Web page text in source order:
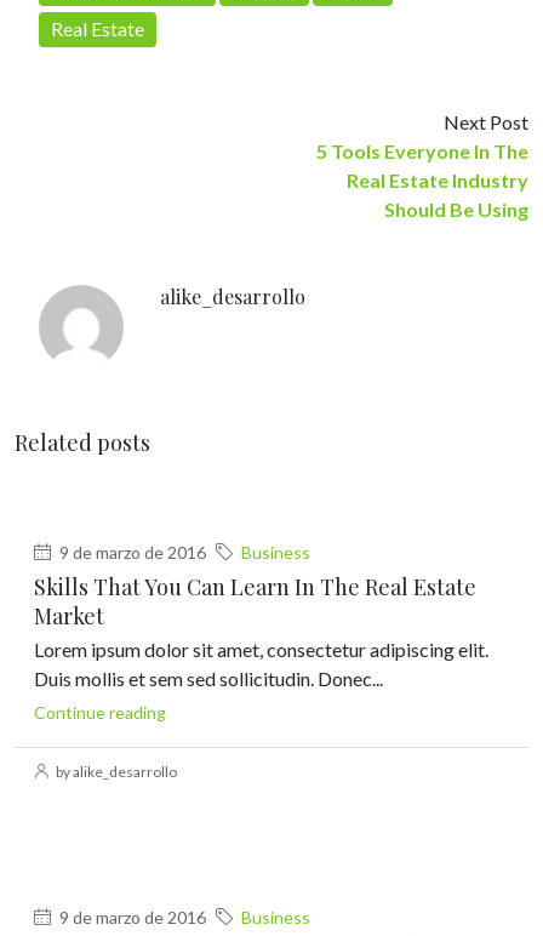
Real Estate
Next Post
5 Tools Everyone In The
Real Estate Industry
Should Be Using
alike_desarrollo
Related posts
9 de marzo de 2016 Business
Skills That You Can Learn In The Real Estate
Market
Lorem ipsum dolor sit amet, consectetur adipiscing elit.
Duis mollis et sem sed sollicitudin. Donec...
Continue reading
by alike_desarrollo
9 de marzo de 2016 Business